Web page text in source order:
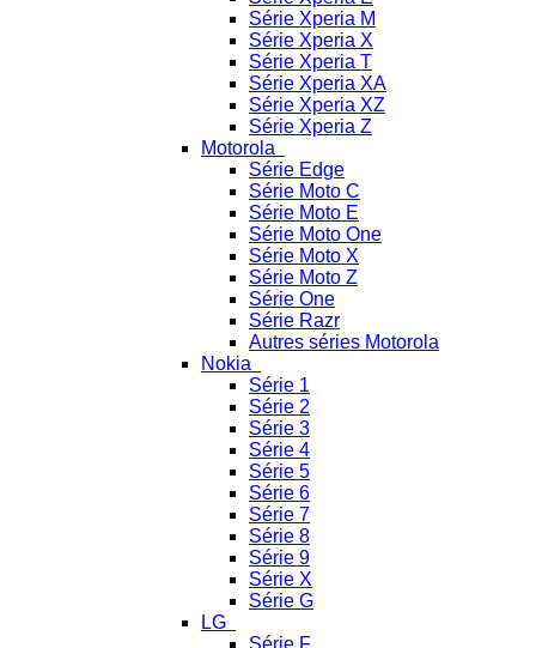
Série Xperia M
Série Xperia X
Série Xperia T
Série Xperia XA
Série Xperia XZ
Série Xperia Z
Motorola
Série Edge
Série Moto C
Série Moto E
Série Moto One
Série Moto X
Série Moto Z
Série One
Série Razr
Autres séries Motorola
Nokia
Série 1
Série 2
Série 3
Série 4
Série 5
Série 6
Série 7
Série 8
Série 9
Série X
Série G
LG
Série F